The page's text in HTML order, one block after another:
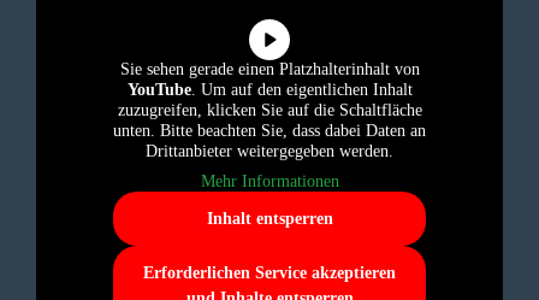
Sie sehen gerade einen Platzhalterinhalt von
YouTube. Um auf den eigentlichen Inhalt
zuzugreifen, klicken Sie auf die Schaltfläche
unten. Bitte beachten Sie, dass dabei Daten an
Drittanbieter weitergegeben werden.
Mehr Informationen
Inhalt entsperren
Erforderlichen Service akzeptieren